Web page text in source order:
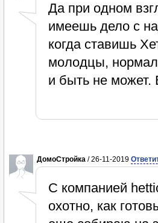
Да при одном
имеешь дело с
когда ставишь
молодцы,
и быть не может.
ДомоСтройка / 26-11-2019
С компанией
охотно, как